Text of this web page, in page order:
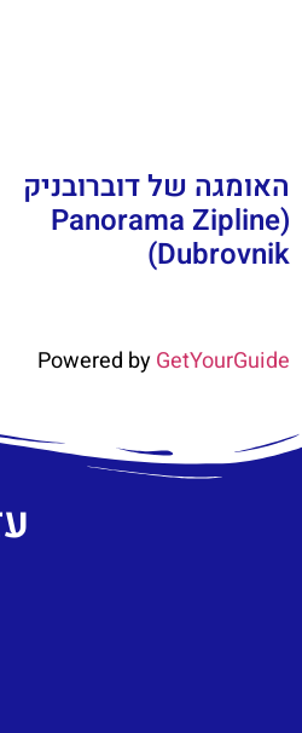
האומגה של דוברובניק
(Panorama Zipline
Dubrovnik)
Powered byGetYourGuide